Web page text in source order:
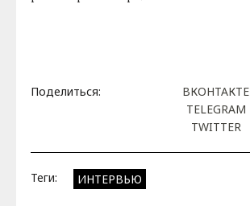
Поделиться:
ВКОНТАКТЕ
TELEGRAM
TWITTER
Теги: ИНТЕРВЬЮ